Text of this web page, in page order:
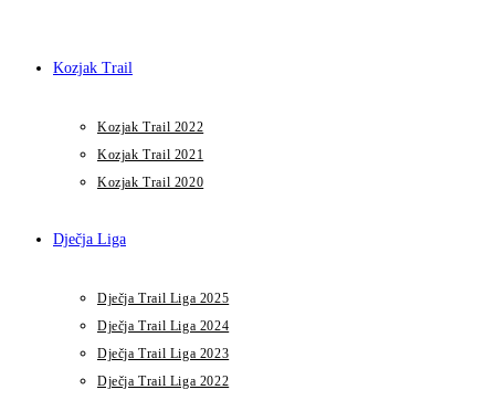
Kozjak Trail
Kozjak Trail 2022
Kozjak Trail 2021
Kozjak Trail 2020
Dječja Liga
Dječja Trail Liga 2025
Dječja Trail Liga 2024
Dječja Trail Liga 2023
Dječja Trail Liga 2022